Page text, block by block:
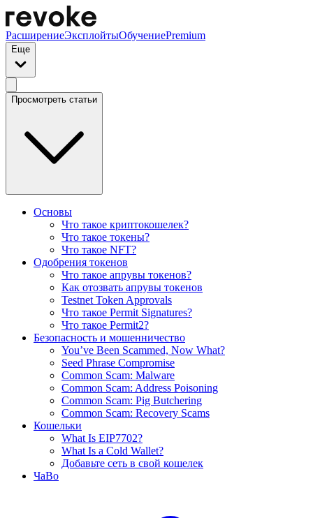
РасширениеЭксплойтыОбучениеPremium
Еще
Просмотреть статьи
Основы
Что такое криптокошелек?
Что такое токены?
Что такое NFT?
Одобрения токенов
Что такое апрувы токенов?
Как отозвать апрувы токенов
Testnet Token Approvals
Что такое Permit Signatures?
Что такое Permit2?
Безопасность и мошенничество
You’ve Been Scammed, Now What?
Seed Phrase Compromise
Common Scam: Malware
Common Scam: Address Poisoning
Common Scam: Pig Butchering
Common Scam: Recovery Scams
Кошельки
What Is EIP7702?
What Is a Cold Wallet?
Добавьте сеть в свой кошелек
ЧаВо